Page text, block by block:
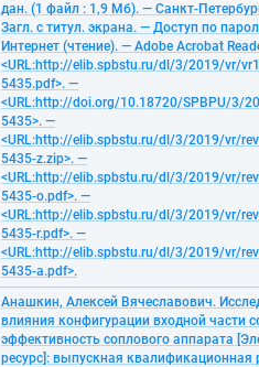
дан. (1 файл : 1,9 Мб). — Санкт-
Загл. с титул. экрана. — Доступ по
Интернет (чтение). — Adobe Acrobat
<URL:http://elib.spbstu.ru/dl/3/2019/vr/
5435.pdf>. —
<URL:http://doi.org/10.18720/SPBPU/3/
5435>. —
<URL:http://elib.spbstu.ru/dl/3/2019/vr/
5435-z.zip>. —
<URL:http://elib.spbstu.ru/dl/3/2019/vr/
5435-o.pdf>. —
<URL:http://elib.spbstu.ru/dl/3/2019/vr/
5435-r.pdf>. —
<URL:http://elib.spbstu.ru/dl/3/2019/vr/
5435-a.pdf>.
Анашкин, Алексей Вячеславович.
влияния конфигурации входной части
эффективность соплового аппарата
ресурс]: выпускная квалификационная